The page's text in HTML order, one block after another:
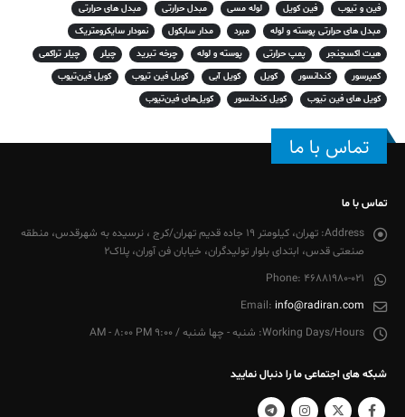
فین و تیوب
فین کویل لوله مسی مبدل حرارتی
مبدل های حرارتی
مبدل های حرارتی پوسته و لوله
مبرد مدار سابکول
نمودار سایکرومتریک
هیت اکسچنجر
پمپ حرارتی پوسته و لوله چرخه تبرید چیلر
چیلر تراکمی
کمپرسور
کندانسور کویل کویل آبی کویل فین تیوب
کویل فین‌تیوب
کویل های فین تیوب
کویل کندانسور کویل‌های فین‌تیوب
تماس با ما
تماس با ما
Address:
تهران، کیلومتر 19 جاده قدیم تهران/کرج ، نرسیده به شهرقدس، منطقه
صنعتی قدس، ابتدای بلوار تولیدگران، خیابان فن آوران، پلاک2
Phone: 46881980-021
Email: info@radiran.com
Working Days/Hours: شنبه - چها شنبه / 9:00 AM - 8:00 PM
شبکه های اجتماعی ما را دنبال نمایید